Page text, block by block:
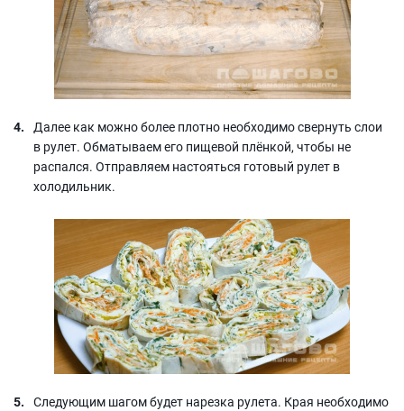
Далее как можно более плотно необходимо свернуть слои
в рулет. Обматываем его пищевой плёнкой, чтобы не
распался. Отправляем настояться готовый рулет в
холодильник.
Следующим шагом будет нарезка рулета. Края необходимо